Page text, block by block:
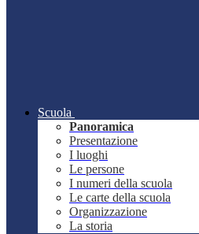
Scuola
Panoramica
Presentazione
I luoghi
Le persone
I numeri della scuola
Le carte della scuola
Organizzazione
La storia